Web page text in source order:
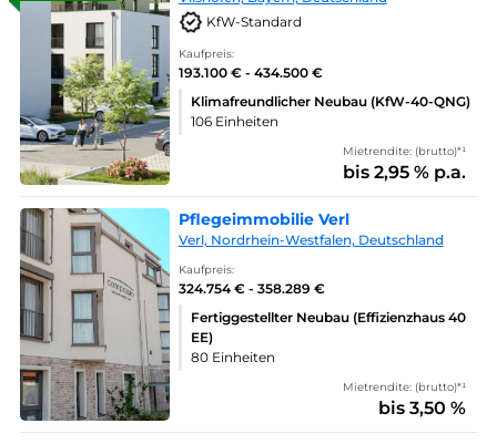
KfW-Standard
Kaufpreis:
193.100 € - 434.500 €
Klimafreundlicher Neubau (KfW-40-QNG)
106 Einheiten
Mietrendite: (brutto)*¹
bis 2,95 % p.a.
Pflegeimmobilie Verl
Verl, Nordrhein-Westfalen, Deutschland
Kaufpreis:
324.754 € - 358.289 €
Fertiggestellter Neubau (Effizienzhaus 40
EE)
80 Einheiten
Mietrendite: (brutto)*¹
bis 3,50 %